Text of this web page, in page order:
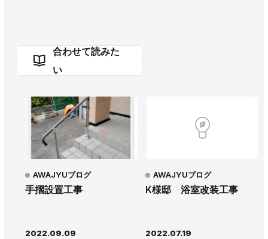
合わせて読みた
い
手摺設置工事
AWAJYUブログ
2022.09.09
K様邸 浴室改装工事
AWAJYUブログ
2022.07.19